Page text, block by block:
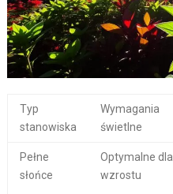
Typ
stanowiska
Wymagania
świetlne
Pełne
słońce
Optymalne dla
wzrostu